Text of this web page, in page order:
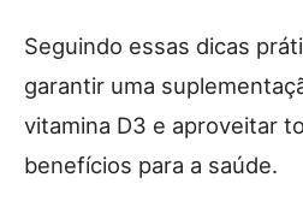
Seguindo essas dicas
garantir uma
vitamina D3 e aproveitar
benefícios para a saúde.